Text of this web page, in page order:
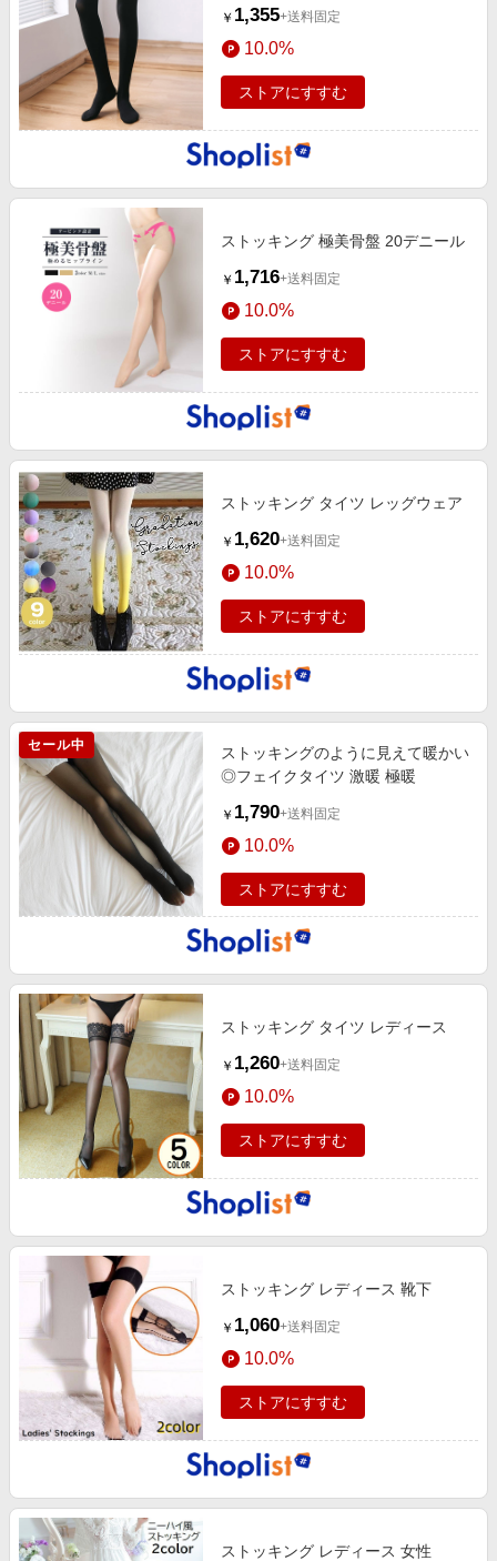
￥ 1,355+送料固定
10.0%
ストアにすすむ
ストッキング 極美骨盤 20デニール
￥ 1,716+送料固定
10.0%
ストアにすすむ
ストッキング タイツ レッグウェア
￥ 1,620+送料固定
10.0%
ストアにすすむ
セール中
ストッキングのように見えて暖かい
◎フェイクタイツ 激暖 極暖
￥ 1,790+送料固定
10.0%
ストアにすすむ
ストッキング タイツ レディース
￥ 1,260+送料固定
10.0%
ストアにすすむ
ストッキング レディース 靴下
￥ 1,060+送料固定
10.0%
ストアにすすむ
ストッキング レディース 女性